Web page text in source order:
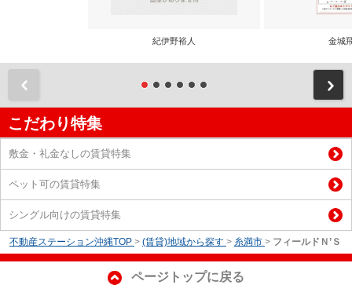
紀伊野裕人 金城
こだわり特集
敷金・礼金なしの賃貸特集
ペット可の賃貸特集
シングル向けの賃貸特集
不動産ステーション沖縄TOP > (賃貸)地域から探す > 糸満市 > フィールドＮ’Ｓ
ページトップに戻る